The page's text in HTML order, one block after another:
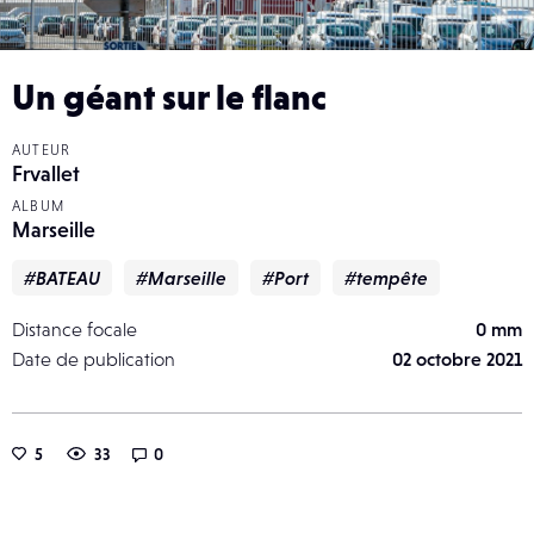
Un géant sur le flanc
AUTEUR
Frvallet
ALBUM
Marseille
#BATEAU #Marseille #Port #tempête
Distance focale
0 mm
Date de publication
02 octobre 2021
5 33 0